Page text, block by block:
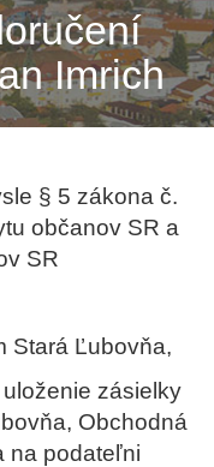
Imrich
§ 5 zákona č.
občanov SR a
SR
Stará Ľubovňa,
zásielky
Obchodná
na podateľni